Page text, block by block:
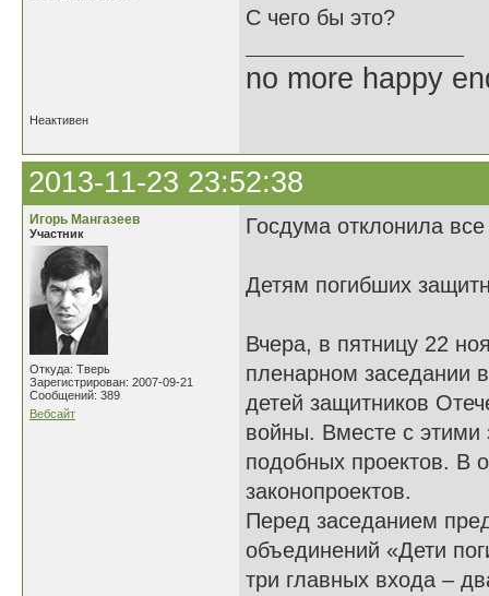
С чего бы это?
no more happy
Неактивен
2013-11-23 23:52:38
Игорь Мангазеев
Участник
Откуда: Тверь
Зарегистрирован: 2007-09-21
Сообщений: 389
Вебсайт
Госдума отклонила
Детям погибших
Вчера, в пятницу 22
пленарном заседании
детей защитников
войны. Вместе с этими
подобных проектов. В
законопроектов.
Перед заседанием
объединений «Дети
три главных входа –